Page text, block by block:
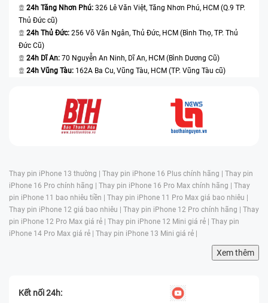
24h Tăng Nhơn Phú: 326 Lê Văn Việt, Tăng Nhơn Phú, HCM (Q.9 TP.
Thủ Đức cũ)
24h Thủ Đức: 256 Võ Văn Ngân, Thủ Đức, HCM (Bình Thọ, TP. Thủ
Đức Cũ)
24h Dĩ An: 70 Nguyễn An Ninh, Dĩ An, HCM (Bình Dương Cũ)
24h Vũng Tàu: 162A Ba Cu, Vũng Tàu, HCM (TP. Vũng Tàu cũ)
Thay pin iPhone 13 thường | Thay pin iPhone 16 Plus chính hãng | Thay pin
iPhone 16 Pro chính hãng | Thay pin iPhone 16 Pro Max chính hãng | Thay
pin iPhone 11 bao nhiêu tiền | Thay pin iPhone 11 Pro Max giá bao nhiêu |
Thay pin iPhone 12 giá bao nhiêu | Thay pin iPhone 12 Pro chính hãng | Thay
pin iPhone 12 Pro Max giá rẻ | Thay pin iPhone 12 Mini giá rẻ | Thay pin
iPhone 14 Pro Max giá rẻ | Thay pin iPhone 13 Mini giá rẻ |
Xem thêm
Kết nối 24h: